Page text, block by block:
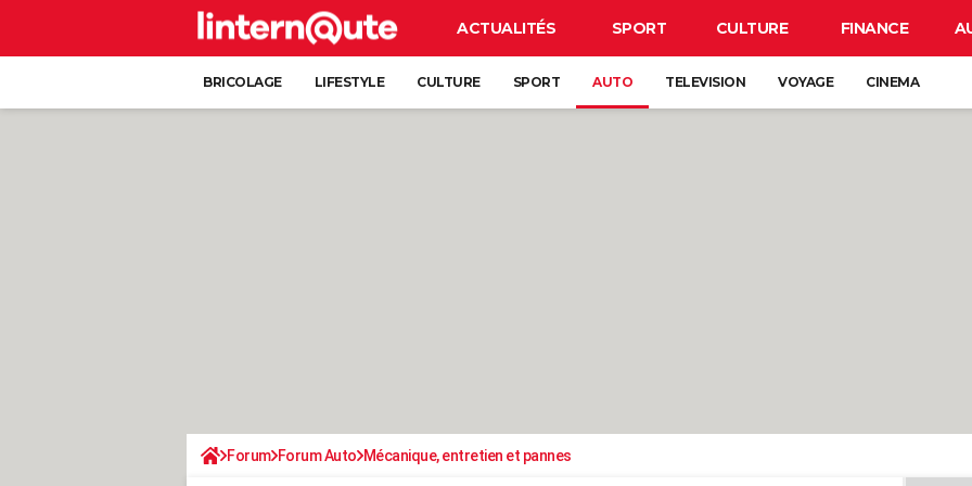
ACTUALITÉS SPORT CULTURE FINANCE
BRICOLAGE LIFESTYLE CULTURE SPORT AUTO TELEVISION VOYAGE CINEMA
Forum Forum Auto Mécanique, entretien et pannes